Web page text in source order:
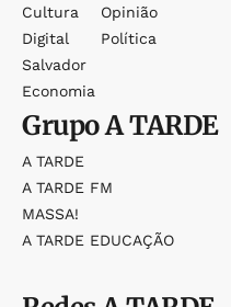
Cultura
Digital
Salvador
Economia
Opinião
Política
GrupoA TARDE
A TARDE
A TARDE FM
MASSA!
A TARDE EDUCAÇÃO